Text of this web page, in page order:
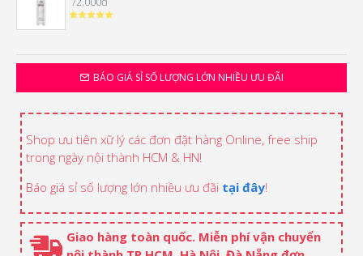
BÁO GIÁ SỈ SỐ LƯỢNG LỚN NHIỀU ƯU ĐÃI
Shop ưu tiên xữ lý các đơn đặt hàng Online, free ship
trong ngày nội thành HCM & HN!
Báo giá sỉ số lượng lớn nhiều ưu đãi tại đây!
Giao hàng toàn quốc. Miễn phí vận chuyển